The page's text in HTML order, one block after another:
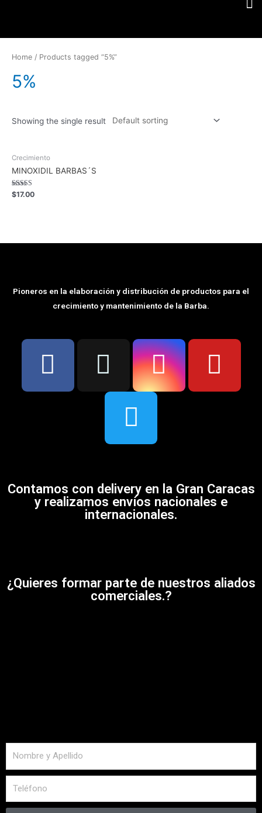
Home / Products tagged “5%”
5%
Showing the single result
Crecimiento
MINOXIDIL BARBAS´S
Rated
5.00
$17.00
Pioneros en la elaboración y distribución de productos para el
crecimiento y mantenimiento de la Barba.
Contamos con delivery en la Gran Caracas
y realizamos envíos nacionales e
internacionales.
¿Quieres formar parte de nuestros aliados
comerciales.?